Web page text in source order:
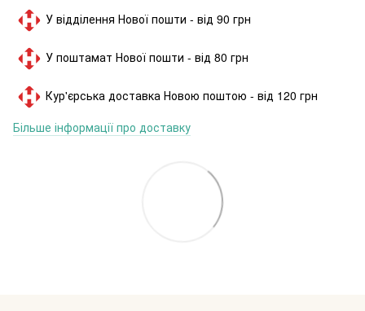
У відділення Нової пошти - від 90 грн
У поштамат Нової пошти - від 80 грн
Кур'єрська доставка Новою поштою - від 120 грн
Більше інформації про доставку